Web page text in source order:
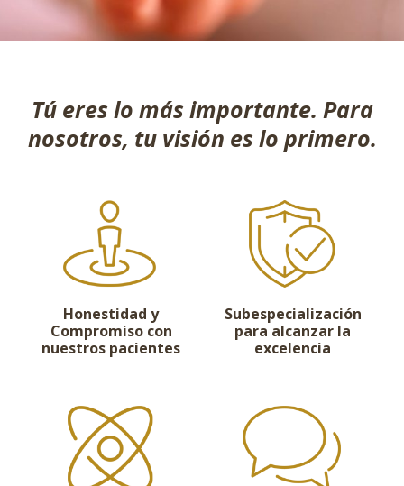
Tú eres lo más importante. Para
nosotros, tu visión es lo primero.
Honestidad y
Compromiso con
nuestros pacientes
Subespecialización
para alcanzar la
excelencia